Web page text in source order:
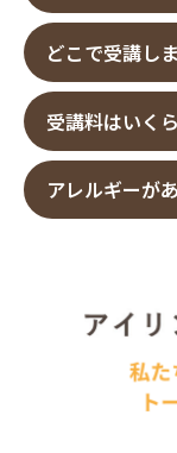
どこで受講し
受講料はいく
アレルギーが